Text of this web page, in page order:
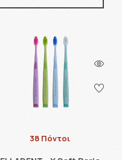
38 Πόντοι